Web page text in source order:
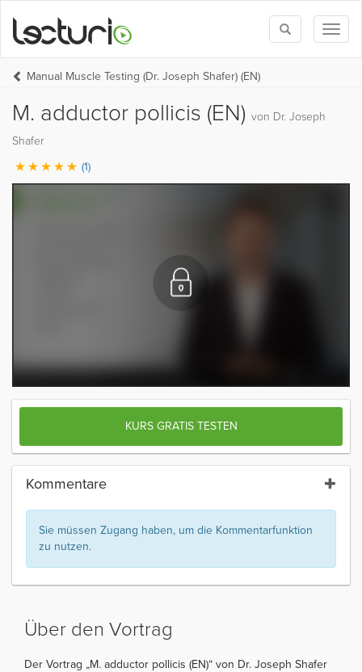
Toggle
search
Manual Muscle Testing (Dr. Joseph Shafer) (EN)
M. adductor pollicis (EN) von Dr. Joseph
Shafer
(1)
KURS GRATIS TESTEN
Kommentare
Sie müssen Zugang haben, um die Kommentarfunktion
zu nutzen.
Über den Vortrag
Der Vortrag „M. adductor pollicis (EN)“ von Dr. Joseph Shafer